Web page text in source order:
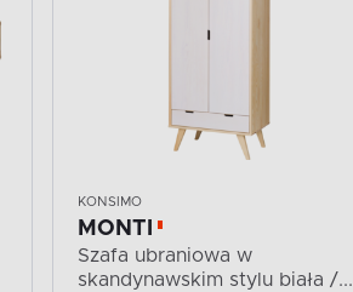
KONSIMO
MONTI
Szafa ubraniowa w
skandynawskim stylu biała /...